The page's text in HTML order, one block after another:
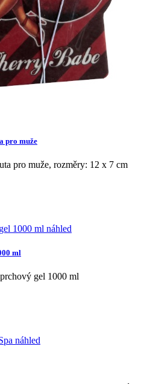
pro muže
pro muže, rozměry: 12 x 7 cm
náhled
ml
gel 1000 ml
náhled